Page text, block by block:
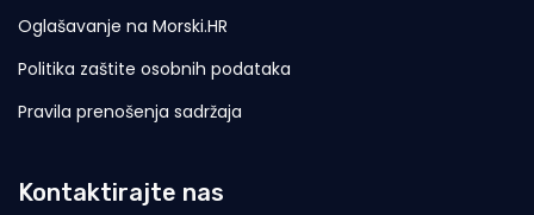
Oglašavanje na Morski.HR
Politika zaštite osobnih podataka
Pravila prenošenja sadržaja
Kontaktirajte nas